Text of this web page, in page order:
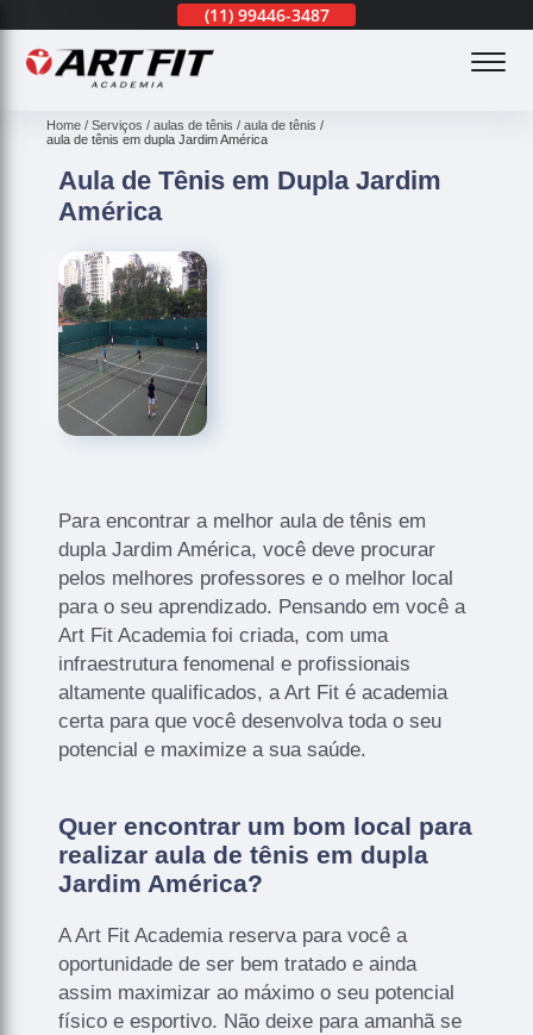
(11)99446-3487
Home Serviços aulas de tênis
aula de tênis
aula de tênis em dupla Jardim América
Aula de Tênis em Dupla Jardim
América
Para encontrar a melhor aula de tênis em
dupla Jardim América, você deve procurar
pelos melhores professores e o melhor local
para o seu aprendizado. Pensando em você a
Art Fit Academia foi criada, com uma
infraestrutura fenomenal e profissionais
altamente qualificados, a Art Fit é academia
certa para que você desenvolva toda o seu
potencial e maximize a sua saúde.
Quer encontrar um bom local para
realizar aula de tênis em dupla
Jardim América?
A Art Fit Academia reserva para você a
oportunidade de ser bem tratado e ainda
assim maximizar ao máximo o seu potencial
físico e esportivo. Não deixe para amanhã se